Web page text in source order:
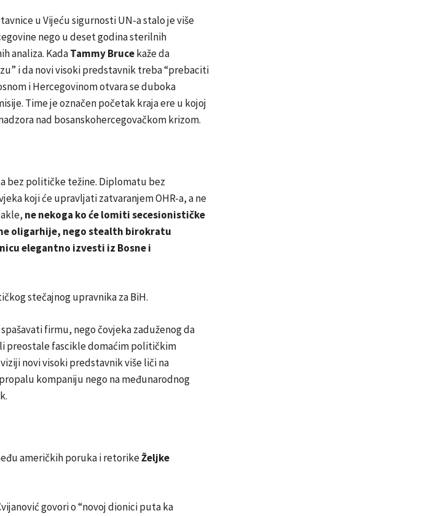
u Vijeću sigurnosti UN-a stalo je više
nego u deset godina sterilnih
analiza. KadaTammy Brucekaže da
i da novi visoki predstavnik treba “prebaciti
i Hercegovinom otvara se duboka
Time je označen početak kraja ere u kojoj
nad bosanskohercegovačkom krizom.
bez političke težine. Diplomatu bez
koji će upravljati zatvaranjem OHR-a, a ne
ne nekoga ko će lomiti secesionističke
oligarhije, nego stealth birokratu
elegantno izvesti iz Bosne i
stečajnog upravnika za BiH.
firmu, nego čovjeka zaduženog da
preostale fascikle domaćim političkim
novi visoki predstavnik više liči na
kompaniju nego na međunarodnog
američkih poruka i retorikeŽeljke
govori o “novoj dionici puta ka